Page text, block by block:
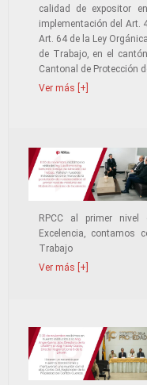
calidad de expositor
implementación del Art.
Art. 64 de la Ley
de Trabajo, en el
Cantonal de Protección
Ver más [+]
RPCC al primer nivel
Excelencia, contamos
Trabajo
Ver más [+]